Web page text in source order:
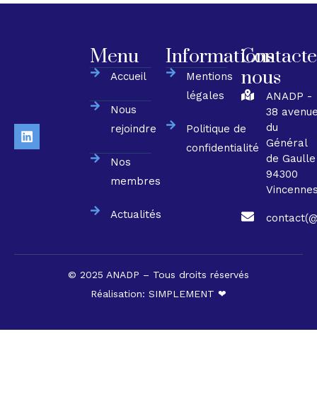
Menu
Accueil
Nous
rejoindre
Nos
membres
Actualités
Informations
Mentions
légales
Politique de
confidentialité
nous
ANADP -
38
du
Général
de Gaulle
94300
© 2025 ANADP – Tous droits réservés
Réalisation: SIMPLEMENT ❤